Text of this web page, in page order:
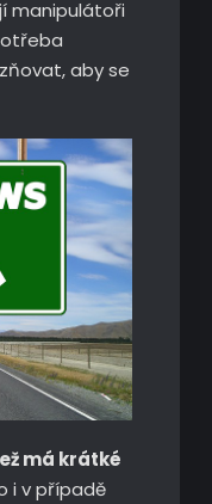
manipulátoři
aby se
má krátké
i v případě